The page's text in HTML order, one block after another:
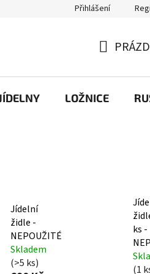
Přihlášení
KOŠÍK
LOŽNICE
Jídelní
židle -
NEPOUŽITÉ
Skladem
(>5 ks)
ks -
(1